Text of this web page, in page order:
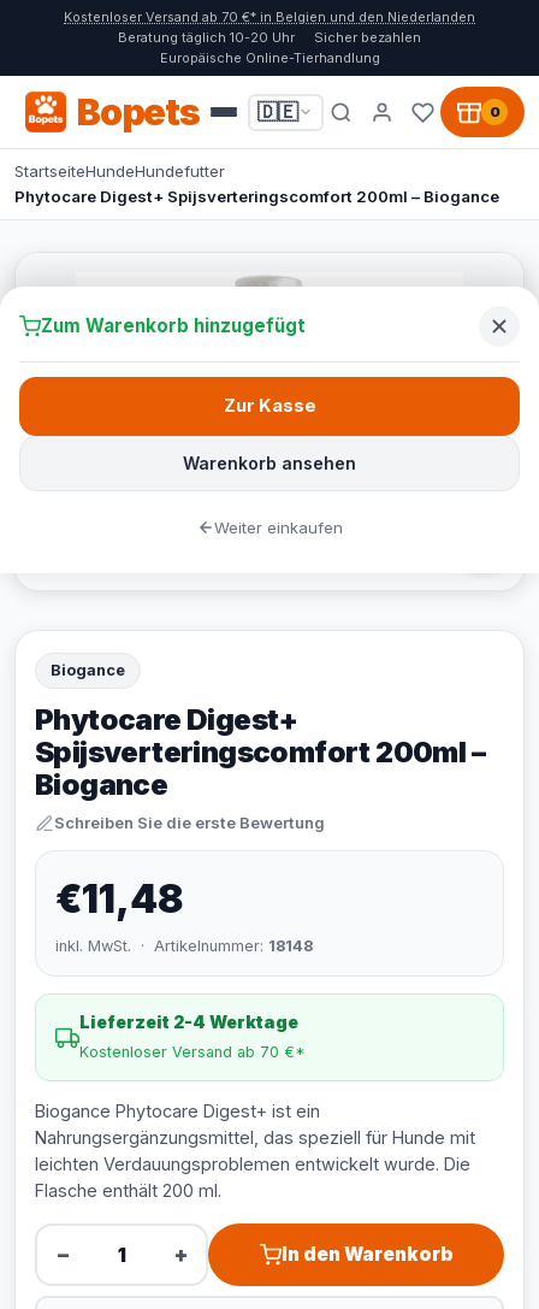
Kostenloser Versand ab 70 €* in Belgien und den Niederlanden
Beratung täglich 10-20 Uhr
Sicher bezahlen
Europäische Online-Tierhandlung
Bopets 🇩🇪 0
StartseiteHundeHundefutter
Phytocare Digest+ Spijsverteringscomfort 200ml – Biogance
Biogance
Phytocare Digest+
Spijsverteringscomfort 200ml –
Biogance
Schreiben Sie die erste Bewertung
€11,48
inkl. MwSt. · Artikelnummer: 18148
Lieferzeit 2-4 Werktage
Kostenloser Versand ab 70 €*
Biogance Phytocare Digest+ ist ein
Nahrungsergänzungsmittel, das speziell für Hunde mit
leichten Verdauungsproblemen entwickelt wurde. Die
Flasche enthält 200 ml.
− + In den Warenkorb
Zum Warenkorb hinzugefügt
Warenkorb ansehen
Zur Kasse
Weiter einkaufen